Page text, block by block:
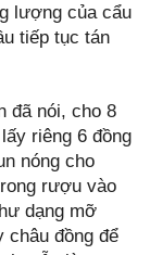
lượng của cẩu
tiếp tục tán
đã nói, cho 8
riêng 6 đồng
nóng cho
rượu vào
dạng mỡ
châu đồng để